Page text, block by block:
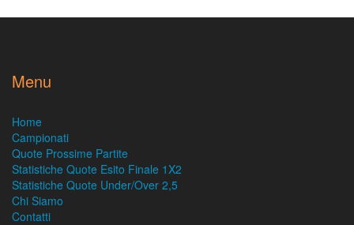
Menu
Home
Campionati
Quote Prossime Partite
Statistiche Quote Esito Finale 1X2
Statistiche Quote Under/Over 2,5
Chi Siamo
Contatti